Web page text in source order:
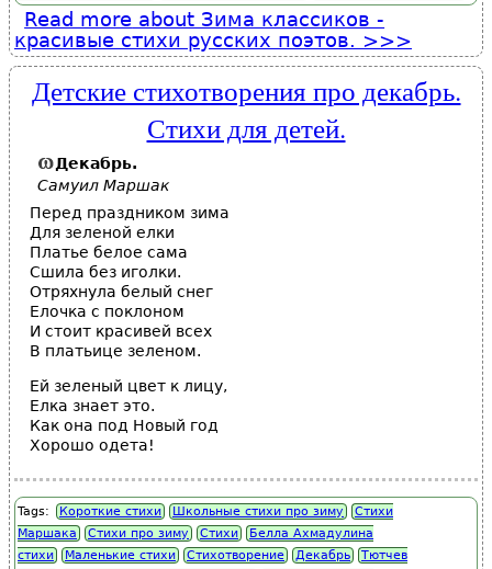
Read more about Зима классиков -
красивые стихи русских поэтов.
Детские стихотворения про декабрь.
Стихи для детей.
Декабрь.
Самуил Маршак
Перед праздником зима
Для зеленой елки
Платье белое сама
Сшила без иголки.
Отряхнула белый снег
Елочка с поклоном
И стоит красивей всех
В платьице зеленом.
Ей зеленый цвет к лицу,
Елка знает это.
Как она под Новый год
Хорошо одета!
Tags: Короткие стихи Школьные стихи про зиму
Стихи
Маршака
Стихи про зиму Стихи
Белла Ахмадулина
стихи
Маленькие стихи Стихотворение Декабрь
Тютчев